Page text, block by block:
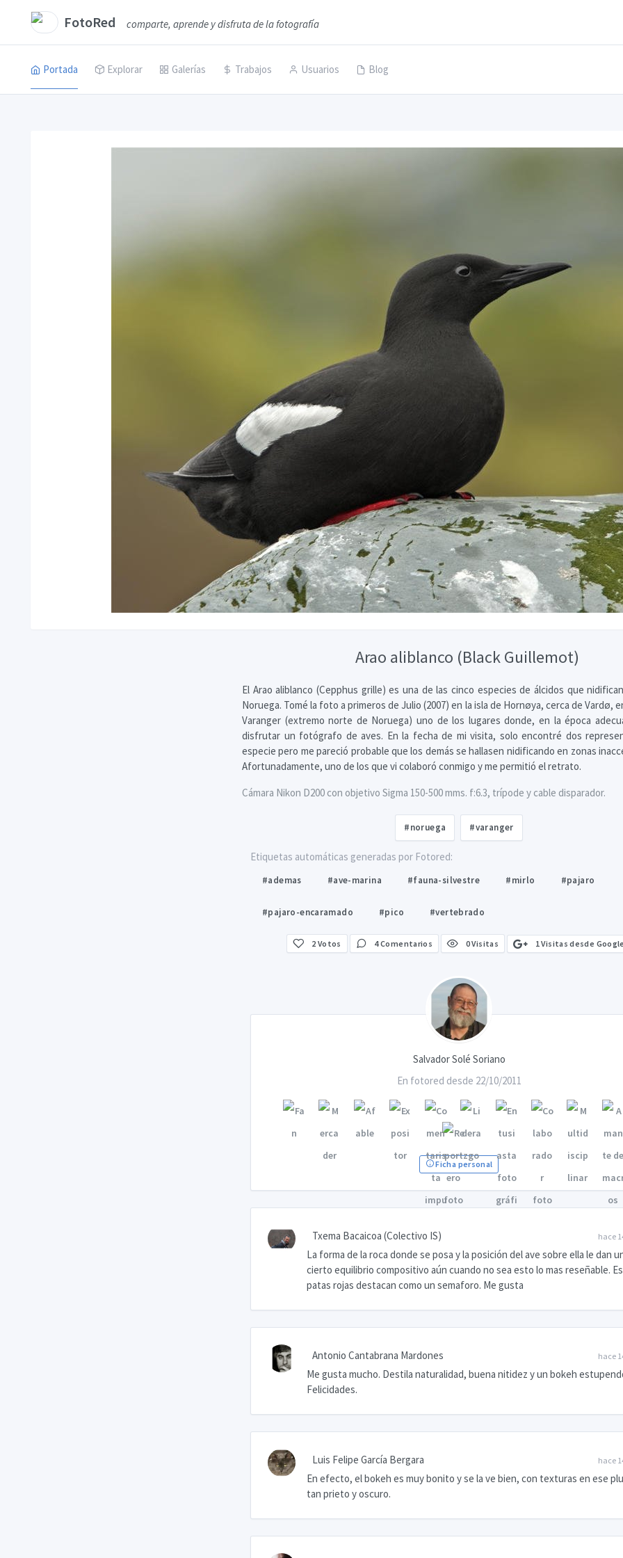
FotoRed comparte, aprende y disfruta de la fotografía
Portada Explorar Galerías Trabajos Usuarios Blog
Arao aliblanco (Black Guillemot)
El Arao aliblanco (Cepphus grille) es una de las cinco especies de álcidos que
Noruega. Tomé la foto a primeros de Julio (2007) en la isla de Hornøya, cerca de Vardø,
Varanger (extremo norte de Noruega) uno de los lugares donde, en la época
disfrutar un fotógrafo de aves. En la fecha de mi visita, solo encontré dos
especie pero me pareció probable que los demás se hallasen nidificando en zonas
Afortunadamente, uno de los que vi colaboró conmigo y me permitió el retrato.
Cámara Nikon D200 con objetivo Sigma 150-500 mms. f:6.3, trípode y cable disparador.
#noruega #varanger
Etiquetas automáticas generadas por Fotored:
#ademas #ave-marina #fauna-silvestre #mirlo #pajaro
#pajaro-encaramado #pico #vertebrado
2 Votos 4 Comentarios 0 Visitas 1 Visitas desde Google
Salvador Solé Soriano
En fotored desde 22/10/2011
Ficha personal
hace
Txema Bacaicoa (Colectivo IS)
La forma de la roca donde se posa y la posición del ave sobre ella le dan
cierto equilibrio compositivo aún cuando no sea esto lo mas reseñable.
patas rojas destacan como un semaforo. Me gusta
hace
Antonio Cantabrana Mardones
Me gusta mucho. Destila naturalidad, buena nitidez y un bokeh
Felicidades.
hace
Luis Felipe García Bergara
En efecto, el bokeh es muy bonito y se la ve bien, con texturas en ese
tan prieto y oscuro.